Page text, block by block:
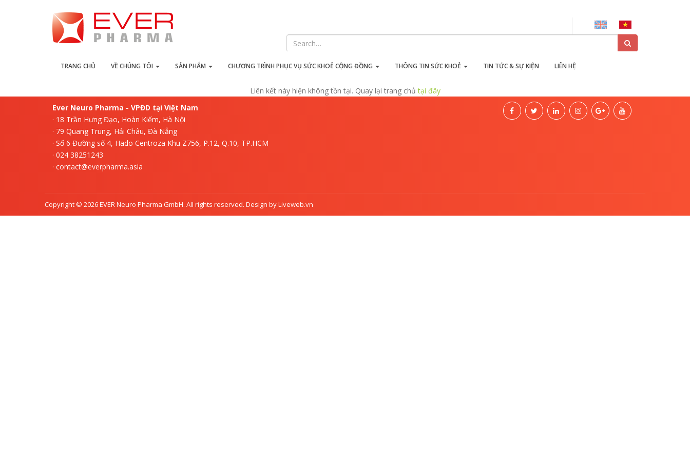
TRANG CHỦ VỀ CHÚNG TÔI SẢN PHẨM CHƯƠNG TRÌNH PHỤC VỤ SỨC KHOẺ CỘNG ĐỒNG THÔNG TIN SỨC KHOẺ TIN TỨC & SỰ KIỆN LIÊN HỆ
Liên kết này hiện không tồn tại
Liên kết này hiện không tồn tại. Quay lại trang chủtại đây
Ever Neuro Pharma - VPĐD tại Việt Nam
· 18 Trần Hưng Đạo, Hoàn Kiếm, Hà Nội
· 79 Quang Trung, Hải Châu, Đà Nẵng
· Số 6 Đường số 4, Hado Centroza Khu Z756, P.12, Q.10, TP.HCM
· 024 38251243
· contact@everpharma.asia
Copyright © 2026 EVER Neuro Pharma GmbH. All rights reserved. Design by Liveweb.vn